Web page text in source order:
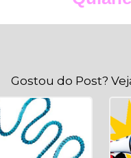
Gostou do Post?